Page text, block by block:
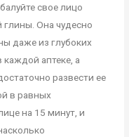
свое лицо
Она чудесно
даже из глубоких
аптеке, а
развести ее
в равных
на 15 минут, и